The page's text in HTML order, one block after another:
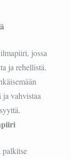
jossa
ja rehellistä.
vahvistaa
palkitse